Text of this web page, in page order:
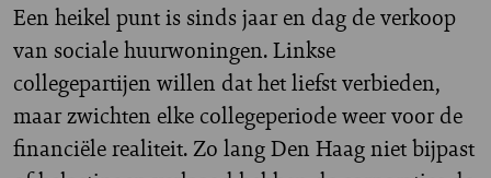
Een heikel punt is sinds jaar en dag de verkoop
van sociale huurwoningen. Linkse
collegepartijen willen dat het liefst verbieden,
maar zwichten elke collegeperiode weer voor de
financiële realiteit. Zo lang Den Haag niet bijpast